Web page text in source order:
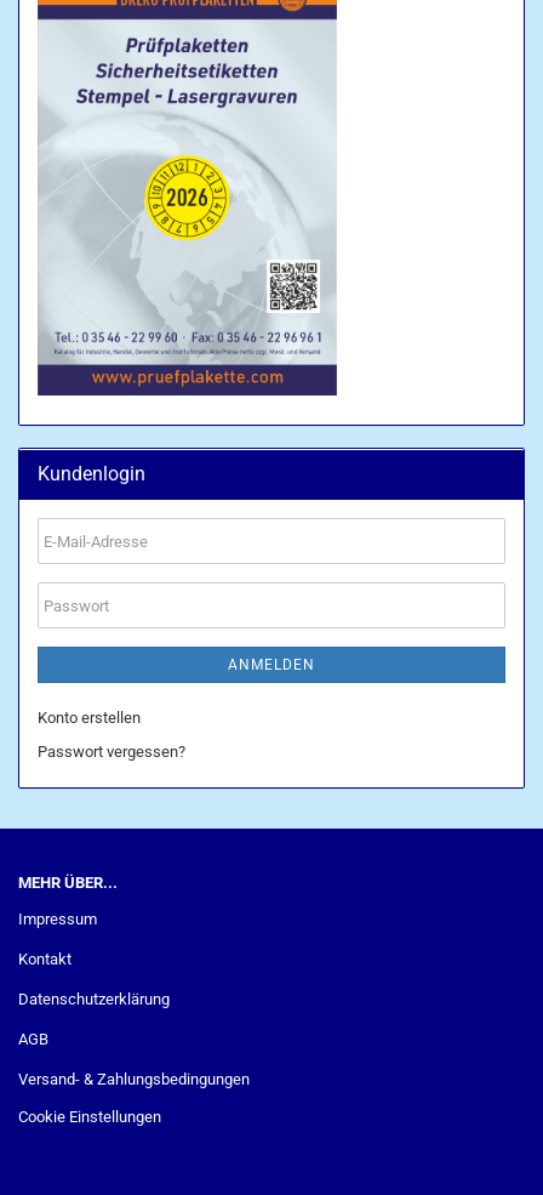
Kundenlogin
E-
Mail-
Adresse
Passwort
ANMELDEN
Konto erstellen
Passwort vergessen?
MEHR ÜBER...
Impressum
Kontakt
Datenschutzerklärung
AGB
Versand- & Zahlungsbedingungen
Cookie Einstellungen